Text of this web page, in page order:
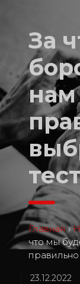
За
Главная ›
что мы
23.12.2022